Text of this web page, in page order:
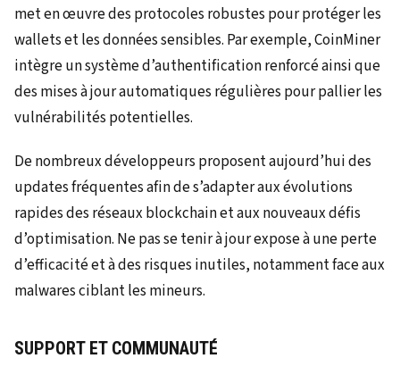
met en œuvre des protocoles robustes pour protéger les
wallets et les données sensibles. Par exemple, CoinMiner
intègre un système d’authentification renforcé ainsi que
des mises à jour automatiques régulières pour pallier les
vulnérabilités potentielles.
De nombreux développeurs proposent aujourd’hui des
updates fréquentes afin de s’adapter aux évolutions
rapides des réseaux blockchain et aux nouveaux défis
d’optimisation. Ne pas se tenir à jour expose à une perte
d’efficacité et à des risques inutiles, notamment face aux
malwares ciblant les mineurs.
SUPPORT ET COMMUNAUTÉ